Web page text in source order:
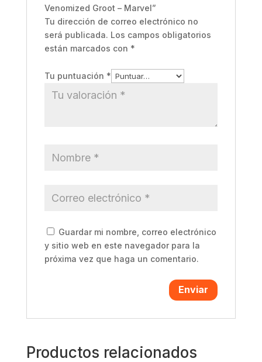
Venomized Groot – Marvel”
Tu dirección de correo electrónico no
será publicada. Los campos obligatorios
están marcados con *
Tu puntuación *
Guardar mi nombre, correo electrónico
y sitio web en este navegador para la
próxima vez que haga un comentario.
Productos relacionados